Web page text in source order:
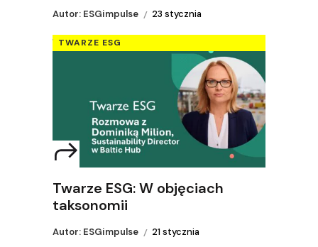
Autor: ESGimpulse 23 stycznia
TWARZE ESG
Twarze ESG: W objęciach
taksonomii
Autor: ESGimpulse 21 stycznia